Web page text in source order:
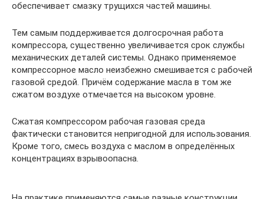
обеспечивает смазку трущихся частей машины.
Тем самым поддерживается долгосрочная работа
компрессора, существенно увеличивается срок службы
механических деталей системы. Однако применяемое
компрессорное масло неизбежно смешивается с рабочей
газовой средой. Причём содержание масла в том же
сжатом воздухе отмечается на высоком уровне.
Сжатая компрессором рабочая газовая среда
фактически становится непригодной для использования.
Кроме того, смесь воздуха с маслом в определённых
концентрациях взрывоопасна.